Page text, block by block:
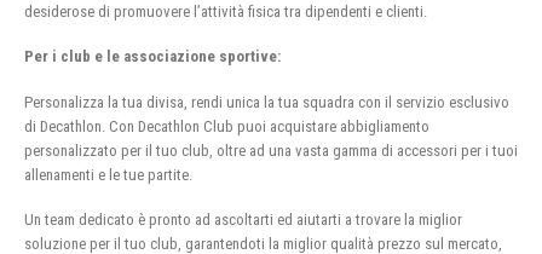
desiderose di promuovere l’attività fisica tra dipendenti e clienti.
Per i club e le associazione sportive:
Personalizza la tua divisa, rendi unica la tua squadra con il servizio esclusivo
di Decathlon. Con Decathlon Club puoi acquistare abbigliamento
personalizzato per il tuo club, oltre ad una vasta gamma di accessori per i tuoi
allenamenti e le tue partite.
Un team dedicato è pronto ad ascoltarti ed aiutarti a trovare la miglior
soluzione per il tuo club, garantendoti la miglior qualità prezzo sul mercato,